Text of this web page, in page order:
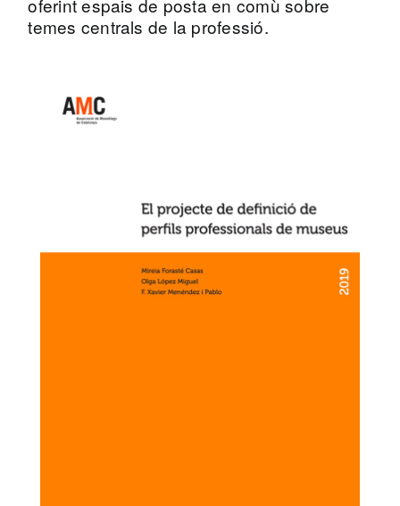
oferint espais de posta en comù sobre
temes centrals de la professió.